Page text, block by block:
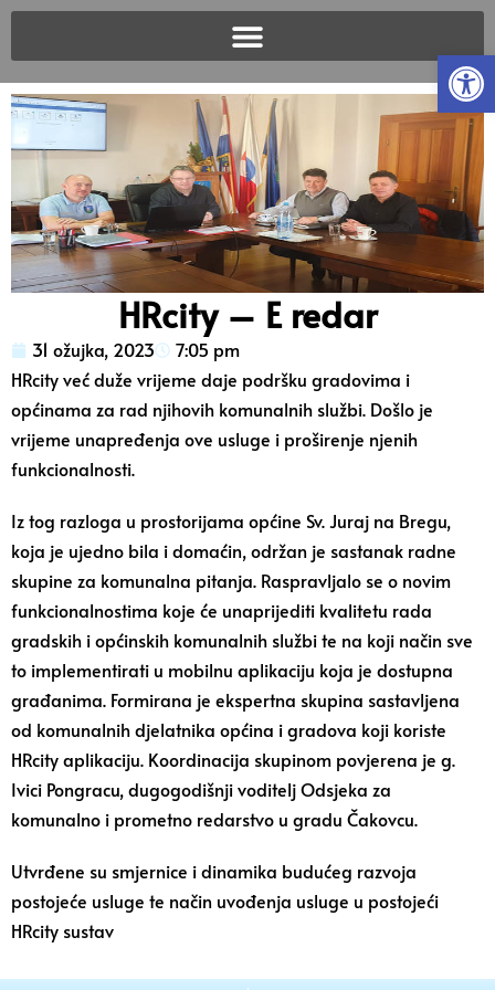
HRcity – E redar
31 ožujka, 2023
7:05 pm
HRcity već duže vrijeme daje podršku gradovima i
općinama za rad njihovih komunalnih službi. Došlo je
vrijeme unapređenja ove usluge i proširenje njenih
funkcionalnosti.
Iz tog razloga u prostorijama općine Sv. Juraj na Bregu,
koja je ujedno bila i domaćin, održan je sastanak radne
skupine za komunalna pitanja. Raspravljalo se o novim
funkcionalnostima koje će unaprijediti kvalitetu rada
gradskih i općinskih komunalnih službi te na koji način sve
to implementirati u mobilnu aplikaciju koja je dostupna
građanima. Formirana je ekspertna skupina sastavljena
od komunalnih djelatnika općina i gradova koji koriste
HRcity aplikaciju. Koordinacija skupinom povjerena je g.
Ivici Pongracu, dugogodišnji voditelj Odsjeka za
komunalno i prometno redarstvo u gradu Čakovcu.
Utvrđene su smjernice i dinamika budućeg razvoja
postojeće usluge te način uvođenja usluge u postojeći
HRcity sustav